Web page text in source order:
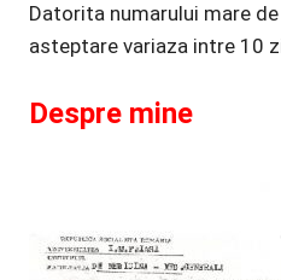
Datorita numarului mare
asteptare variaza intre 10
Despre mine